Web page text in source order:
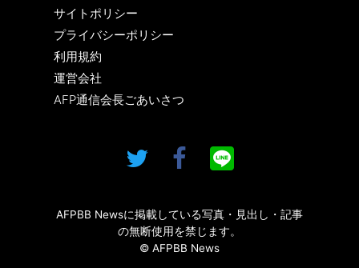
サイトポリシー
プライバシーポリシー
利用規約
運営会社
AFP通信会長ごあいさつ
AFPBB Newsに掲載している写真・見出し・記事
の無断使用を禁じます。
© AFPBB News